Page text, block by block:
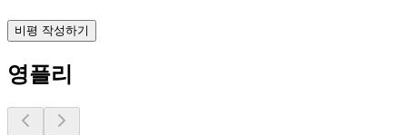
비평 작성하기
영플리